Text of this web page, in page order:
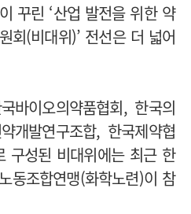
꾸린 ‘산업 발전을 위한 약
회(비대위)’ 전선은 더 넓어
바이오의약품협회, 한국의
개발연구조합, 한국제약협
구성된 비대위에는 최근 한
동조합연맹(화학노련)이 참